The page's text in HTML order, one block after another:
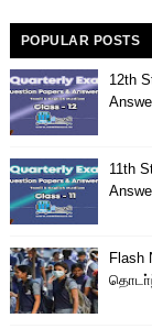
POPULAR POSTS
12th
11th
Flash